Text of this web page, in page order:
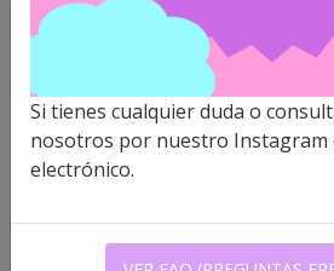
Si tienes cualquier duda o
nosotros por nuestro Instagram
electrónico.